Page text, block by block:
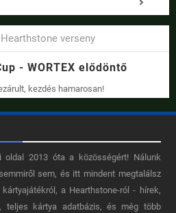
verseny
- WORTEX elődöntő
kezdés hamarosan!
oldal 2013 óta a közösségért! Nálunk
sem, és itt mindent megtalálsz
a Hearthstone-ról - hírek,
teljes kártya adatbázis, és még több